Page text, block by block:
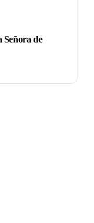
Señora de